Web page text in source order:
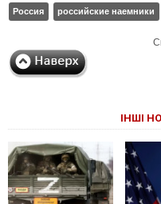
Россия российские наемники
ІНШІ